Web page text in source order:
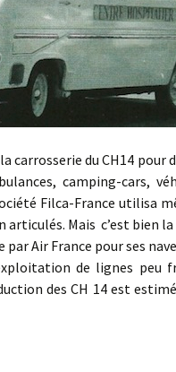
du CH14 pour
camping-cars,
Filca-France utilisa
articulés. Mais c’est bien
Air France pour ses
de lignes peu
des CH 14 est